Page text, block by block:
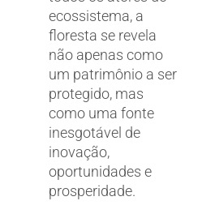
ecossistema, a
floresta se revela
não apenas como
um patrimônio a ser
protegido, mas
como uma fonte
inesgotável de
inovação,
oportunidades e
prosperidade.